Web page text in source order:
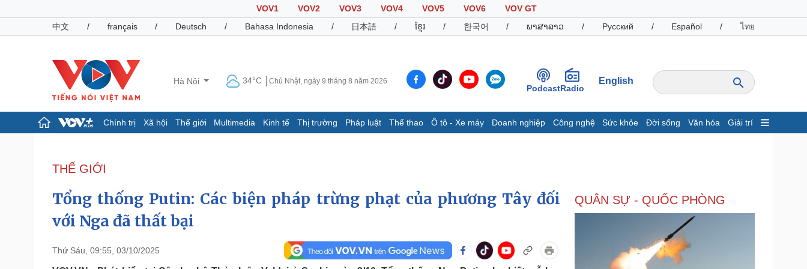
VOV1 VOV2 VOV3 VOV4 VOV5 VOV6
VOV GT
中文
/ français / Deutsch / Bahasa Indonesia / 日本語 / ខ្មែរ / 한국어 / ພາສາລາວ / Русский / Español / ไทย
Hà Nội 34°C Chủ Nhật, ngày 9 tháng 8 năm 2026
PodcastRadio
English
Chính trị Xã hội Thế giới Multimedia Kinh tế Thị trường Pháp luật Thể thao Ô tô - Xe máy Doanh nghiệp Công nghệ Sức khỏe Đời sống Văn hóa Giải trí
Đảng
Tổ chức nhân sự
Quốc hội
Nhận diện sự thật
Dấu ấn VOV
Việc làm
Biển đảo
E-Magazine
Infographic
Chứng khoán
Giá cà phê
Pháp luật
Thể thao
Ô tô - Xe máy
Doanh nghiệp
Thông tin doanh nghiệp
Công nghệ
Sành điệu
THẾ GIỚI
Tổng thống Putin: Các biện pháp trừng phạt của phương Tây đối
với Nga đã thất bại
Thứ Sáu, 09:55, 03/10/2025
QUÂN SỰ - QUỐC PHÒNG